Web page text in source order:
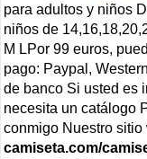
para adultos y niños
niños de
M LPor 99 euros,
pago: Paypal,
de banco Si usted es
necesita un catálogo
conmigo Nuestro sitio
camiseta.com/